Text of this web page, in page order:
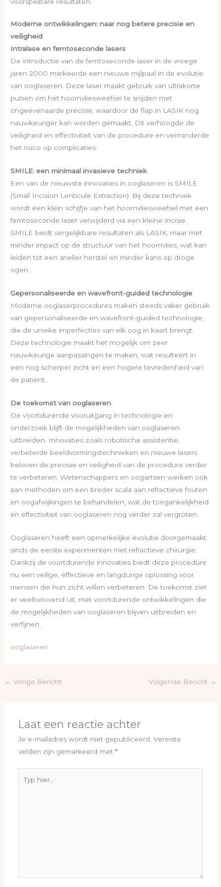
Moderne ontwikkelingen: naar nog betere precisie en
veiligheid
Intralase en femtoseconde lasers
De introductie van de femtoseconde laser in de vroege
jaren 2000 markeerde een nieuwe mijlpaal in de evolutie
van ooglaseren. Deze laser maakt gebruik van ultrakorte
pulsen om het hoornvliesweefsel te snijden met
ongeëvenaarde precisie, waardoor de flap in LASIK nog
nauwkeuriger kan worden gemaakt. Dit verhoogde de
veiligheid en effectiviteit van de procedure en verminderde
het risico op complicaties.
SMILE: een minimaal invasieve techniek
Een van de nieuwste innovaties in ooglaseren is SMILE
(Small Incision Lenticule Extraction). Bij deze techniek
wordt een klein schijfje van het hoornvliesweefsel met een
femtoseconde laser verwijderd via een kleine incisie.
SMILE biedt vergelijkbare resultaten als LASIK, maar met
minder impact op de structuur van het hoornvlies, wat kan
leiden tot een sneller herstel en minder kans op droge
ogen.
Gepersonaliseerde en wavefront-guided technologie
Moderne ooglaserprocedures maken steeds vaker gebruik
van gepersonaliseerde en wavefront-guided technologie,
die de unieke imperfecties van elk oog in kaart brengt.
Deze technologie maakt het mogelijk om zeer
nauwkeurige aanpassingen te maken, wat resulteert in
een nog scherper zicht en een hogere tevredenheid van
de patiënt.
De toekomst van ooglaseren
De voortdurende vooruitgang in technologie en
onderzoek blijft de mogelijkheden van ooglaseren
uitbreiden. Innovaties zoals robotische assistentie,
verbeterde beeldvormingstechnieken en nieuwe lasers
beloven de precisie en veiligheid van de procedure verder
te verbeteren. Wetenschappers en oogartsen werken ook
aan methoden om een breder scala aan refractieve fouten
en oogafwijkingen te behandelen, wat de toegankelijkheid
en effectiviteit van ooglaseren nog verder zal vergroten.
Ooglaseren heeft een opmerkelijke evolutie doorgemaakt
sinds de eerste experimenten met refractieve chirurgie.
Dankzij de voortdurende innovaties biedt deze procedure
nu een veilige, effectieve en langdurige oplossing voor
mensen die hun zicht willen verbeteren. De toekomst ziet
er veelbelovend uit, met voortdurende ontwikkelingen die
de mogelijkheden van ooglaseren blijven uitbreiden en
verfijnen.
ooglaseren
← Vorige Bericht Volgende Bericht →
Laat een reactie achter
Je e-mailadres wordt niet gepubliceerd. Vereiste
velden zijn gemarkeerd met *
hier...